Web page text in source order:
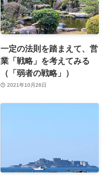
一定の法則を踏まえて、営
業「戦略」を考えてみる
（「弱者の戦略」）
2021年10月26日